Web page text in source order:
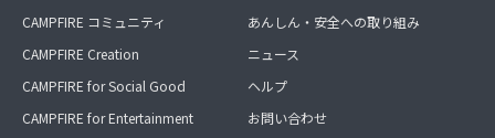
CAMPFIRE コミュニティ
CAMPFIRE Creation
CAMPFIRE for Social Good
CAMPFIRE for Entertainment
あんしん・安全への取り組み
ニュース
ヘルプ
お問い合わせ